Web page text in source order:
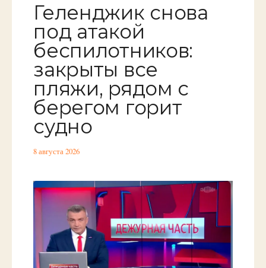
Геленджик снова
под атакой
беспилотников:
закрыты все
пляжи, рядом с
берегом горит
судно
8 августа 2026